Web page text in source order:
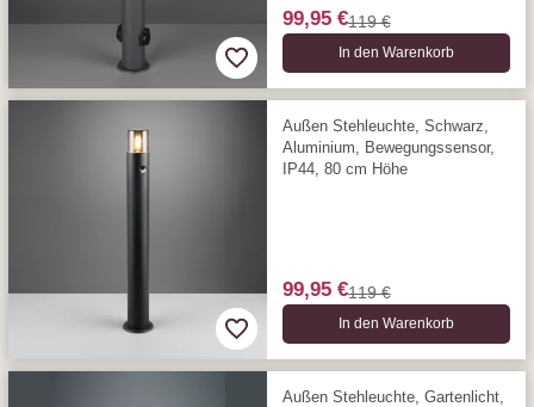
99,95 €119 €
In den Warenkorb
Außen Stehleuchte, Schwarz,
Aluminium, Bewegungssensor,
IP44, 80 cm Höhe
99,95 €119 €
In den Warenkorb
Außen Stehleuchte, Gartenlicht,